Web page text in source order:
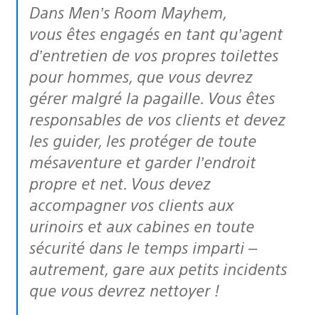
Dans Men’s Room Mayhem,
vous êtes engagés en tant qu’agent
d’entretien de vos propres toilettes
pour hommes, que vous devrez
gérer malgré la pagaille. Vous êtes
responsables de vos clients et devez
les guider, les protéger de toute
mésaventure et garder l’endroit
propre et net. Vous devez
accompagner vos clients aux
urinoirs et aux cabines en toute
sécurité dans le temps imparti –
autrement, gare aux petits incidents
que vous devrez nettoyer !